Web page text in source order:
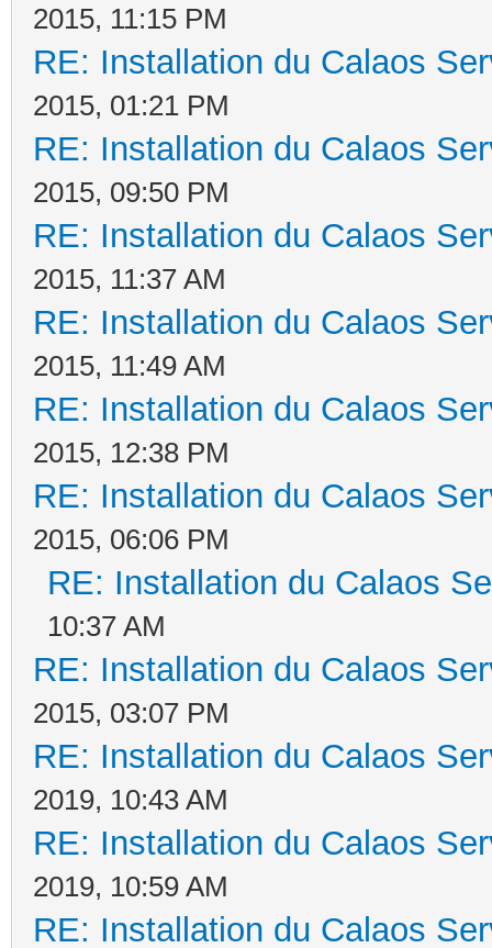
2015, 11:15 PM
RE: Installation du Calaos
2015, 01:21 PM
RE: Installation du Calaos
2015, 09:50 PM
RE: Installation du Calaos
2015, 11:37 AM
RE: Installation du Calaos
2015, 11:49 AM
RE: Installation du Calaos
2015, 12:38 PM
RE: Installation du Calaos
2015, 06:06 PM
RE: Installation du Calaos
10:37 AM
RE: Installation du Calaos
2015, 03:07 PM
RE: Installation du Calaos
2019, 10:43 AM
RE: Installation du Calaos
2019, 10:59 AM
RE: Installation du Calaos